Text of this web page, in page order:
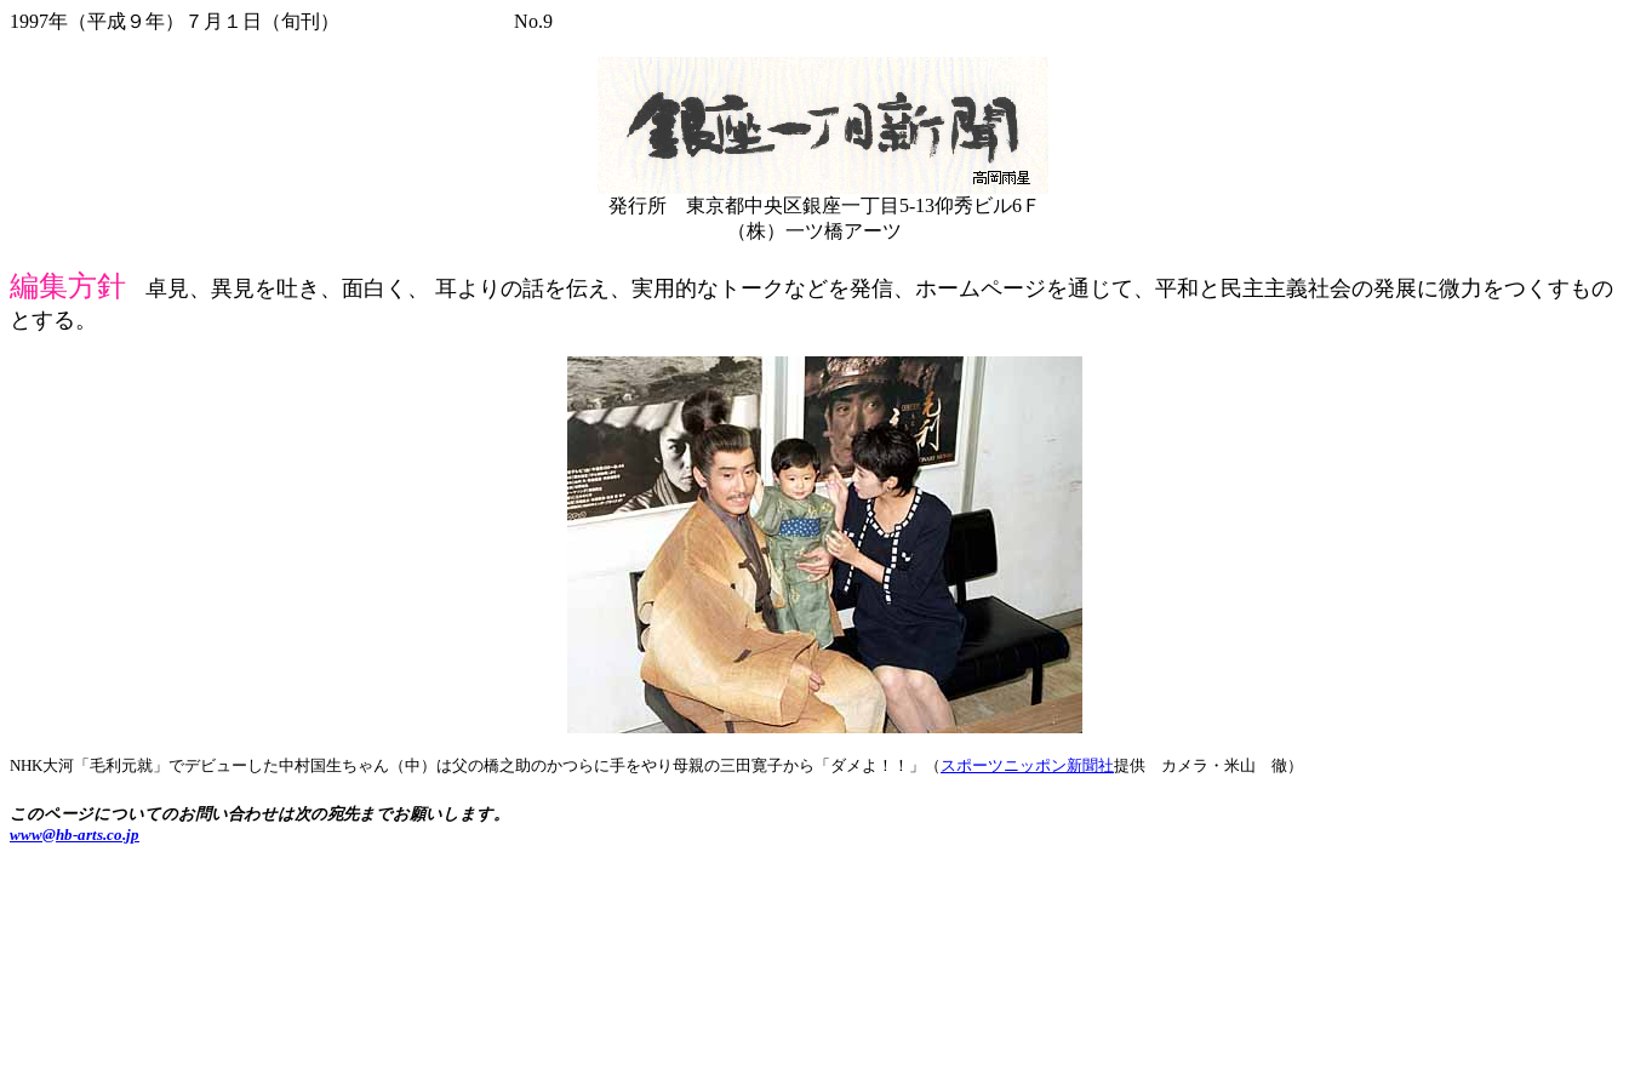
1997年（平成９年）７月１日（旬刊） No.9
発行所 東京都中央区銀座一丁目5-13仰秀ビル6Ｆ
（株）一ツ橋アーツ
編集方針
卓見、異見を吐き、面白く、 耳よりの話を伝え、実用的なトークなどを発信、ホームページを通じて、平和と民主主義社会の発展に微力をつくすもの
とする。
NHK大河「毛利元就」でデビューした中村国生ちゃん（中）は父の橋之助のかつらに手をやり母親の三田寛子から「ダメよ！！」（ スポーツニッポン新聞社提供 カメラ・米山 徹）
このページについてのお問い合わせは次の宛先までお願いします。
www@hb-arts.co.jp